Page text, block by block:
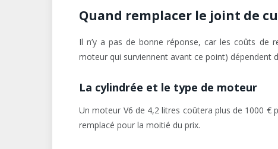
Quand remplacer le joint de
Il n’y a pas de bonne réponse, car les coûts de
moteur qui surviennent avant ce point) dépendent
La cylindrée et le type de moteur
Un moteur V6 de 4,2 litres coûtera plus de 1000 €
remplacé pour la moitié du prix.